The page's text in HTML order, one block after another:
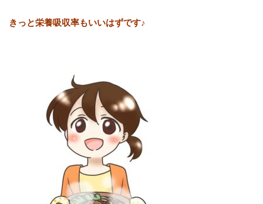
きっと栄養吸収率もいいはずです♪